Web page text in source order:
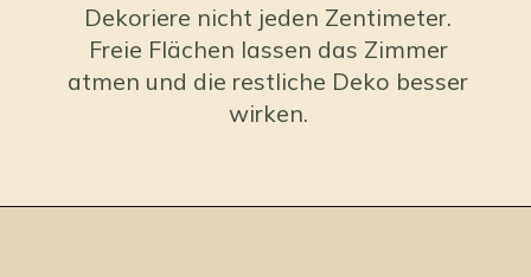
Dekoriere nicht jeden Zentimeter.
Freie Flächen lassen das Zimmer
atmen und die restliche Deko besser
wirken.